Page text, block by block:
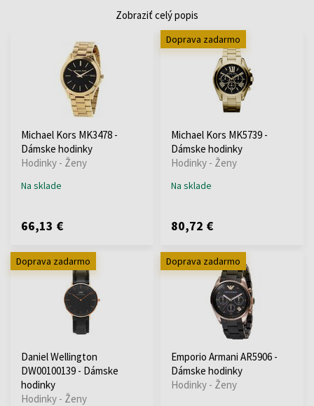
Zobraziť celý popis
Michael Kors MK3478 -
Dámske hodinky
Hodinky - Ženy
Na sklade
66,13 €
Doprava zadarmo
Michael Kors MK5739 -
Dámske hodinky
Hodinky - Ženy
Na sklade
80,72 €
Doprava zadarmo
Daniel Wellington
DW00100139 - Dámske
hodinky
Hodinky - Ženy
Doprava zadarmo
Emporio Armani AR5906 -
Dámske hodinky
Hodinky - Ženy